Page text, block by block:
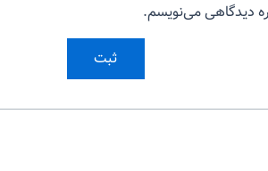
دیدگاهی می‌نویسم.